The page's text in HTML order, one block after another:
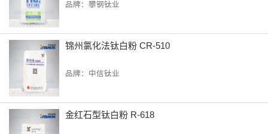
品牌：攀钢钛业
锦州氯化法钛白粉 CR-510
品牌：中信钛业
金红石型钛白粉 R-618